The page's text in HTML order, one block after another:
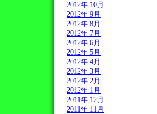
2012年 10月
2012年 9月
2012年 8月
2012年 7月
2012年 6月
2012年 5月
2012年 4月
2012年 3月
2012年 2月
2012年 1月
2011年 12月
2011年 11月